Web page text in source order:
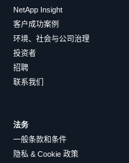
NetApp Insight
客户成功案例
环境、社会与公司治理
投资者
招聘
联系我们
法务
一般条款和条件
隐私 & Cookie 政策